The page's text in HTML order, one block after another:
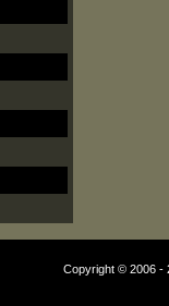
Copyright © 2006 -